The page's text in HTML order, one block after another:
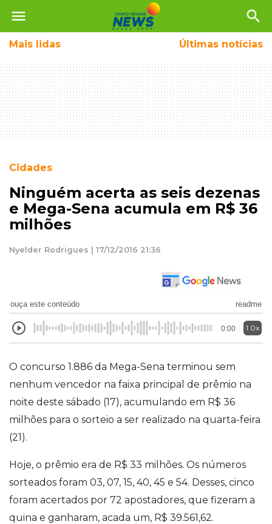
menu search
Mais lidas Últimas notícias
Cidades
Ninguém acerta as seis dezenas
e Mega-Sena acumula em R$ 36
milhões
Nyelder Rodrigues | 17/12/2016 21:36
ouça este conteúdo readme
0:00 1.0x
O concurso 1.886 da Mega-Sena terminou sem
nenhum vencedor na faixa principal de prêmio na
noite deste sábado (17), acumulando em R$ 36
milhões para o sorteio a ser realizado na quarta-feira
(21).
Hoje, o prêmio era de R$ 33 milhões. Os números
sorteados foram 03, 07, 15, 40, 45 e 54. Desses, cinco
foram acertados por 72 apostadores, que fizeram a
quina e ganharam, acada um, R$ 39.561,62.